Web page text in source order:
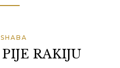
RAKIJU